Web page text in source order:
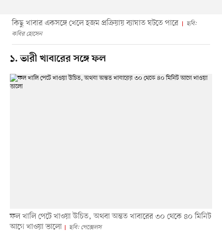
কিছু খাবার একসঙ্গে খেলে হজম প্রক্রিয়ায় ব্যাঘাত ঘটতে পারে
ছবি:
কবির হোসেন
১. ভারী খাবারের সঙ্গে ফল
ফল খালি পেটে খাওয়া উচিত, অথবা অন্তত খাবারের ৩০ থেকে ৪০ মিনিট
আগে খাওয়া ভালো
ছবি: পেক্সেলস